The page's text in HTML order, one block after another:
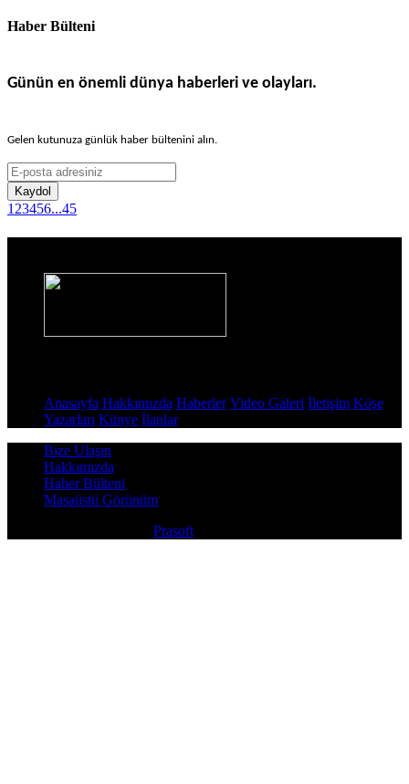
Haber Bülteni
Günün en önemli dünya haberleri ve olayları.
Gelen kutunuza günlük haber bültenini alın.
Kaydol
1 23456...45
Anasayfa Hakkımızda Haberler Video Galeri İletişim Köşe
Yazarları Künye İlanlar
Bize Ulaşın
Hakkımızda
Haber Bülteni
Masaüstü Görünüm
Prasoft